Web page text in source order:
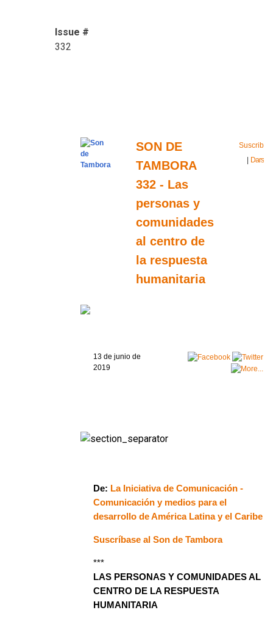
Issue #
332
SON DE
TAMBORA
332 - Las
personas y
comunidades
al centro de
la respuesta
humanitaria
Darse
13 de junio de
2019
De: La Iniciativa de Comunicación -
Comunicación y medios para el
desarrollo de América Latina y el Caribe
Suscríbase al Son de Tambora
***
LAS PERSONAS Y COMUNIDADES AL
CENTRO DE LA RESPUESTA
HUMANITARIA